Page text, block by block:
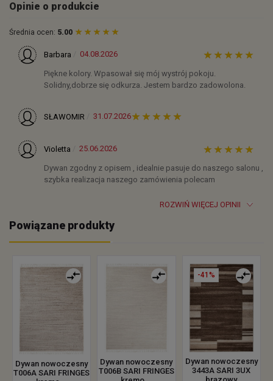
Opinie o produkcie
Średnia ocen: 5.00
Barbara 04.08.2026
Piękne kolory. Wpasował się mój wystrój pokoju.
Solidny,dobrze się odkurza. Jestem bardzo zadowolona.
SŁAWOMIR 31.07.2026
Violetta 25.06.2026
Dywan zgodny z opisem , idealnie pasuje do naszego salonu ,
szybka realizacja naszego zamówienia polecam
ROZWIŃ WIĘCEJ OPINII
Powiązane produkty
Dywan nowoczesny
T006A SARI FRINGES
Dywan nowoczesny
T006B SARI FRINGES
-41%
Dywan nowoczesny
3443A SARI 3UX